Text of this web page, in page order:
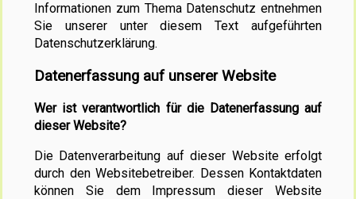
Informationen zum Thema Datenschutz entnehmen
Sie unserer unter diesem Text aufgeführten
Datenschutzerklärung.
Datenerfassung auf unserer Website
Wer ist verantwortlich für die Datenerfassung auf
dieser Website?
Die Datenverarbeitung auf dieser Website erfolgt
durch den Websitebetreiber. Dessen Kontaktdaten
können Sie dem Impressum dieser Website